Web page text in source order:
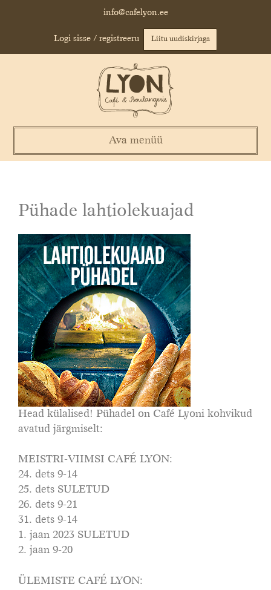
info@cafelyon.ee
Logi sisse / registreeru Liitu uudiskirjaga
Ava menüü
Pühade lahtiolekuajad
Head külalised! Pühadel on Café Lyoni kohvikud
avatud järgmiselt:
MEISTRI-VIIMSI CAFÉ LYON:
24. dets 9-14
25. dets SULETUD
26. dets 9-21
31. dets 9-14
1. jaan 2023 SULETUD
2. jaan 9-20
ÜLEMISTE CAFÉ LYON: